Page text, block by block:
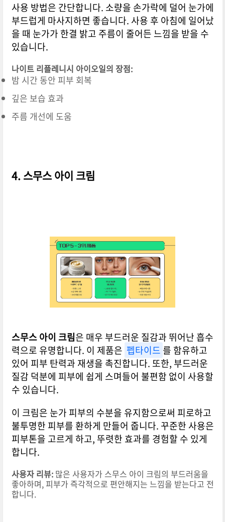
사용 방법은 간단합니다. 소량을 손가락에 덜어 눈가에
부드럽게 마사지하면 좋습니다. 사용 후 아침에 일어났
을 때 눈가가 한결 밝고 주름이 줄어든 느낌을 받을 수
있습니다.
나이트 리플레니시 아이오일의 장점:
밤 시간 동안 피부 회복
깊은 보습 효과
주름 개선에 도움
4. 스무스 아이 크림
스무스 아이 크림은 매우 부드러운 질감과 뛰어난 흡수
력으로 유명합니다. 이 제품은 펩타이드 를 함유하고
있어 피부 탄력과 재생을 촉진합니다. 또한, 부드러운
질감 덕분에 피부에 쉽게 스며들어 불편함 없이 사용할
수 있습니다.
이 크림은 눈가 피부의 수분을 유지함으로써 피로하고
불투명한 피부를 환하게 만들어 줍니다. 꾸준한 사용은
피부톤을 고르게 하고, 뚜렷한 효과를 경험할 수 있게
합니다.
사용자 리뷰:많은 사용자가 스무스 아이 크림의 부드러움을
좋아하며, 피부가 즉각적으로 편안해지는 느낌을 받는다고 전
합니다.